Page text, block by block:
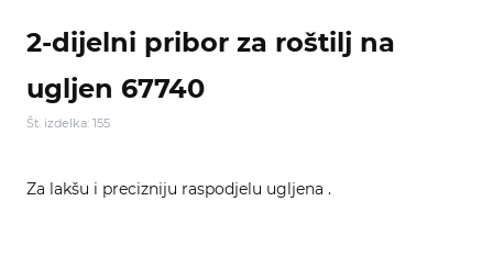
2-dijelni pribor za roštilj na
ugljen 67740
Št. izdelka: 155
Za lakšu i precizniju raspodjelu ugljena .